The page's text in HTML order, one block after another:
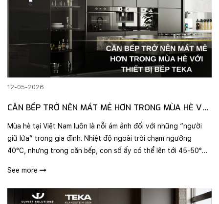
12-05-2026
CĂN BẾP TRỞ NÊN MÁT MẺ HƠN TRONG MÙA HÈ VỚI
THIẾT BỊ BẾP TEKA
Mùa hè tại Việt Nam luôn là nỗi ám ảnh đối với những “người
giữ lửa” trong gia đình. Nhiệt độ ngoài trời chạm ngưỡng
40°C, nhưng trong căn bếp, con số ấy có thể lên tới 45-50°C
truyền thốn..
See more